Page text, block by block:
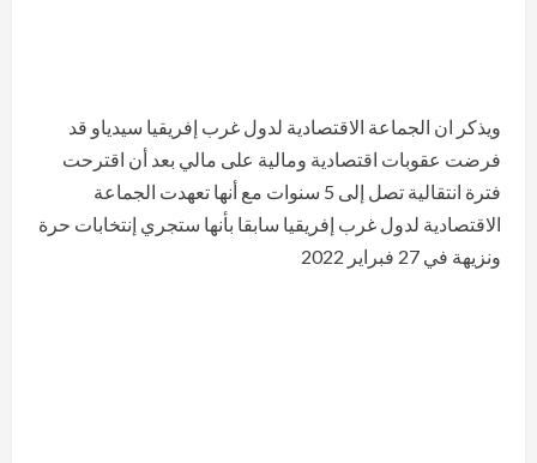
ويذكر ان الجماعة الاقتصادية لدول غرب إفريقيا سيدياو قد
فرضت عقوبات اقتصادية ومالية على مالي بعد أن اقترحت
فترة انتقالية تصل إلى 5 سنوات مع أنها تعهدت الجماعة
الاقتصادية لدول غرب إفريقيا سابقا بأنها ستجري إنتخابات حرة
ونزيهة في 27 فبراير 2022